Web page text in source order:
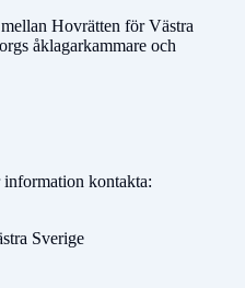
Hovrätten för Västra
åklagarkammare och
information kontakta:
Sverige